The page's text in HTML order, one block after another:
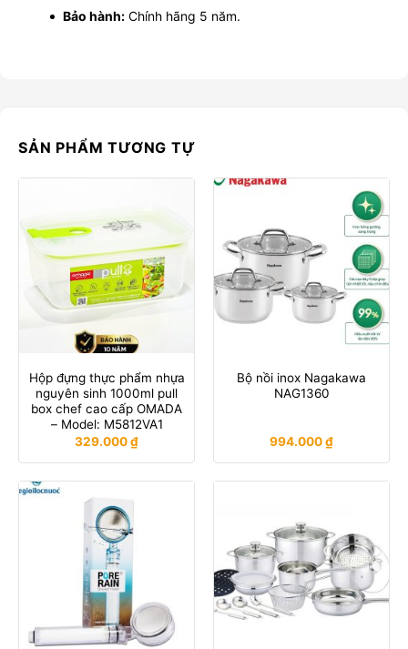
Bảo hành: Chính hãng 5 năm.
SẢN PHẨM TƯƠNG TỰ
Hộp đựng thực phẩm nhựa
nguyên sinh 1000ml pull
box chef cao cấp OMADA
– Model: M5812VA1
329.000₫
Bộ nồi inox Nagakawa
NAG1360
994.000₫